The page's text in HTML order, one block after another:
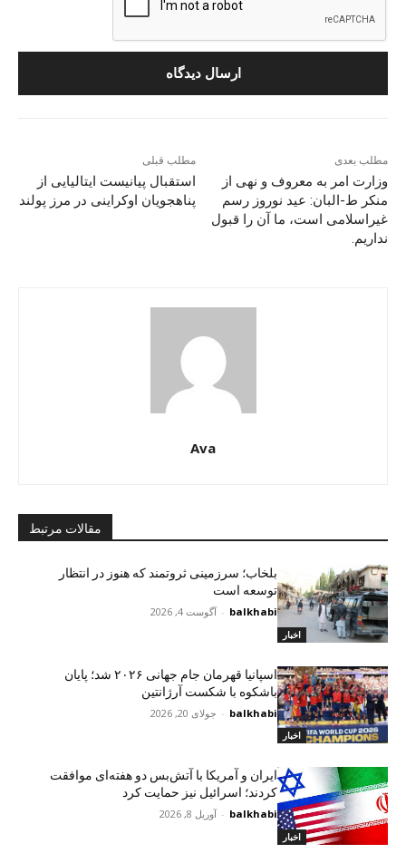
مطلب قبلی
استقبال پیانیست ایتالیایی از
پناهجویان اوکراینی در مرز پولند
مطلب بعدی
وزارت امر به معروف و نهی از
منکر ط-البان: عید نوروز رسم
غیراسلامی است، ما آن را قبول
نداریم.
Ava
مقالات مرتبط
اخبار
بلخاب؛ سرزمینی ثروتمند که هنوز در انتظار
توسعه است
balkhabi
- آگوست 4, 2026
اخبار
اسپانیا قهرمان جام جهانی ۲۰۲۶ شد؛ پایان
باشکوه با شکست آرژانتین
balkhabi
- جولای 20, 2026
اخبار
ایران و آمریکا با آتش‌بس دو هفته‌ای موافقت
کردند؛ اسرائیل نیز حمایت کرد
balkhabi
- آوریل 8, 2026